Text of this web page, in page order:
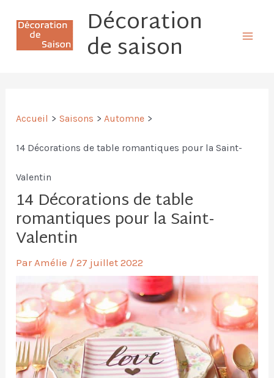
Décoration
de saison
Accueil Saisons Automne
14 Décorations de table romantiques pour la Saint-
Valentin
14 Décorations de table
romantiques pour la Saint-
Valentin
ParAmélie /27 juillet 2022